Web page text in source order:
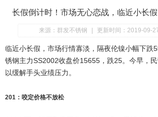
长假倒计时！市场无心恋战，临近小长
来源：群发不锈钢 更新时间：2019-09-
临近小长假，市场行情寡淡，隔夜伦镍小幅下跌
锈钢主力SS2002收盘价15655，跌25。今早，民
以缓解手头业绩压力。
201：咬定价格不放松